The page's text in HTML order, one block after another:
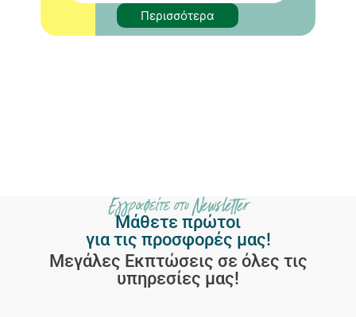
Περισσότερα
Εγγραφείτε στο Newsletter
Μάθετε πρώτοι
για τις προσφορές μας!
Μεγάλες Εκπτώσεις σε όλες τις
υπηρεσίες μας!